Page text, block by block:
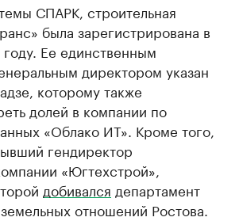
СПАРК, строительная
была зарегистрирована в
Ее единственным
директором указан
которому также
долей в компании по
«Облако ИТ». Кроме того,
гендиректор
«Югтехстрой»,
добивался департамент
отношений Ростова.